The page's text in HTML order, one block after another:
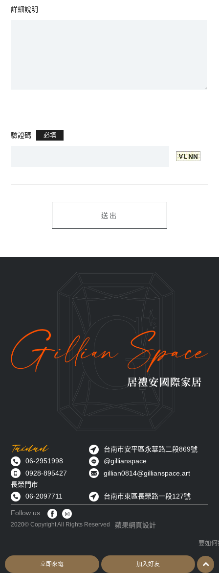
詳細說明
驗證碼 必填
送出
Tainan
台南市安平區永華路二段869號
06-2951998
@gillianspace
0928-895427
gillian0814@gillianspace.art
長榮門市
06-2097711
台南市東區長榮路一段127號
Follow us
2020© Copyright All Rights Reserved 蘋果網頁設計
要如何
立即來電 加入好友